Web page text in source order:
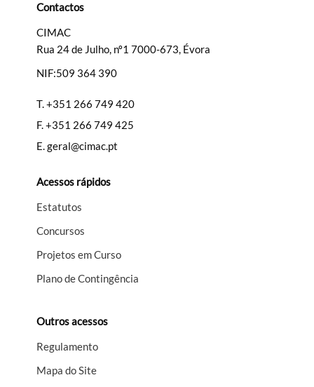
Contactos
CIMAC
Rua 24 de Julho, nº1 7000-673, Évora
NIF:509 364 390
T.+351 266 749 420
F.+351 266 749 425
E.geral@cimac.pt
Acessos rápidos
Estatutos
Concursos
Projetos em Curso
Plano de Contingência
Outros acessos
Regulamento
Mapa do Site